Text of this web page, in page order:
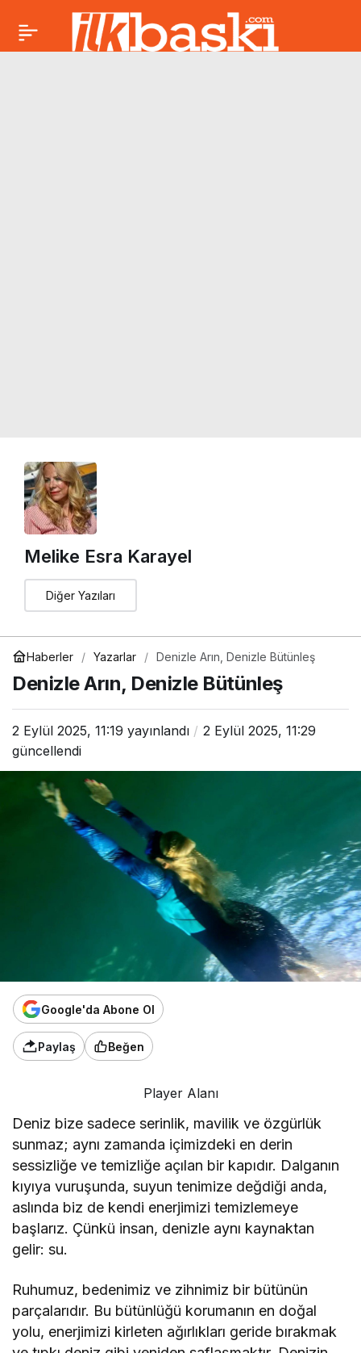
Melike Esra Karayel
Diğer Yazıları
Haberler Yazarlar Denizle Arın, Denizle Bütünleş
Denizle Arın, Denizle Bütünleş
2 Eylül 2025, 11:19 yayınlandı
2 Eylül 2025, 11:29
güncellendi
Google'da Abone Ol
Paylaş Beğen
Player Alanı
Deniz bize sadece serinlik, mavilik ve özgürlük
sunmaz; aynı zamanda içimizdeki en derin
sessizliğe ve temizliğe açılan bir kapıdır. Dalganın
kıyıya vuruşunda, suyun tenimize değdiği anda,
aslında biz de kendi enerjimizi temizlemeye
başlarız. Çünkü insan, denizle aynı kaynaktan
gelir: su.
Ruhumuz, bedenimiz ve zihnimiz bir bütünün
parçalarıdır. Bu bütünlüğü korumanın en doğal
yolu, enerjimizi kirleten ağırlıkları geride bırakmak
Gözyaşı şişesi